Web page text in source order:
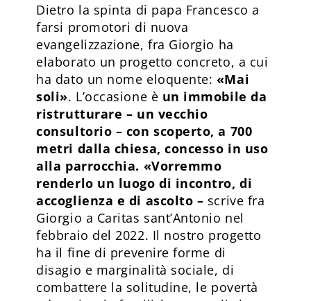
Dietro la spinta di papa Francesco a
farsi promotori di nuova
evangelizzazione, fra Giorgio ha
elaborato un progetto concreto, a cui
ha dato un nome eloquente: «Mai
soli». L’occasione è un immobile da
ristrutturare – un vecchio
consultorio – con scoperto, a 700
metri dalla chiesa, concesso in uso
alla parrocchia. «Vorremmo
renderlo un luogo di incontro, di
accoglienza e di ascolto – scrive fra
Giorgio a Caritas sant’Antonio nel
febbraio del 2022. Il nostro progetto
ha il fine di prevenire forme di
disagio e marginalità sociale, di
combattere la solitudine, le povertà